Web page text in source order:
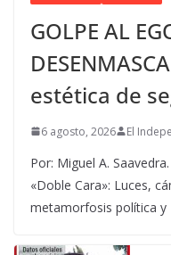
GOLPE AL
estética de
6 agosto, 2026 El
Por: Miguel A.
«Doble Cara»: Luces,
metamorfosis política y